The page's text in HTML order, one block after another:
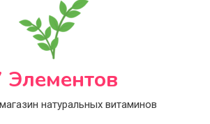
Элементов
натуральных витаминов